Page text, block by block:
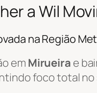
a Wil
na Região
em Mirueira e
foco total